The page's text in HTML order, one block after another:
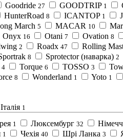
Goodride 27 GOODTRIP 1
HunterRoad 8 ICANTOP 1
March 5 MACAR 10
Onyx 16 Otani 7 Ovation 8
2 Roadx 47 Rolling
8 Sprotector (наварка) 2
4 Torque 6 TOSSO 3
8 Wonderland 1 Yoto 1
Італія 1
1 Люксембург 32
1 Чехія 40 Шрі Ланка 3